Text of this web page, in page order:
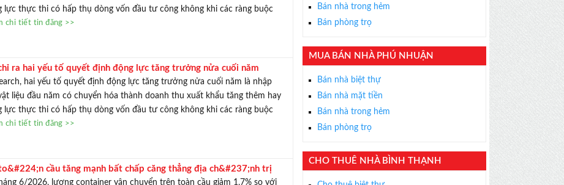
TƯ VẤN MIỄN PHÍ
Với hơn 1000 căn nhà và 50 sales thân thiện, nhiệt tình,
chúng tôi sẽ giúp bạn tìm được BĐS ưng ý!
lực thực thi có hấp thụ dòng vốn đầu tư công không khi các ràng buộc
chi tiết tin đăng >>
chỉ ra hai yếu tố quyết định động lực tăng trưởng nửa cuối năm
hai yếu tố quyết định động lực tăng trưởng nửa cuối năm là nhập
liệu đầu năm có chuyển hóa thành doanh thu xuất khẩu tăng thêm hay
lực thực thi có hấp thụ dòng vốn đầu tư công không khi các ràng buộc
chi tiết tin đăng >>
cầu tăng mạnh bất chấp căng thẳng địa ch&#237;nh trị
6/2026, lượng container vận chuyển trên toàn cầu giảm 1,7% so với
Bán nhà trong hẻm
Bán phòng trọ
MUA BÁN NHÀ PHÚ NHUẬN
Bán nhà biệt thự
Bán nhà mặt tiền
Bán nhà trong hẻm
Bán phòng trọ
CHO THUÊ NHÀ BÌNH THẠNH